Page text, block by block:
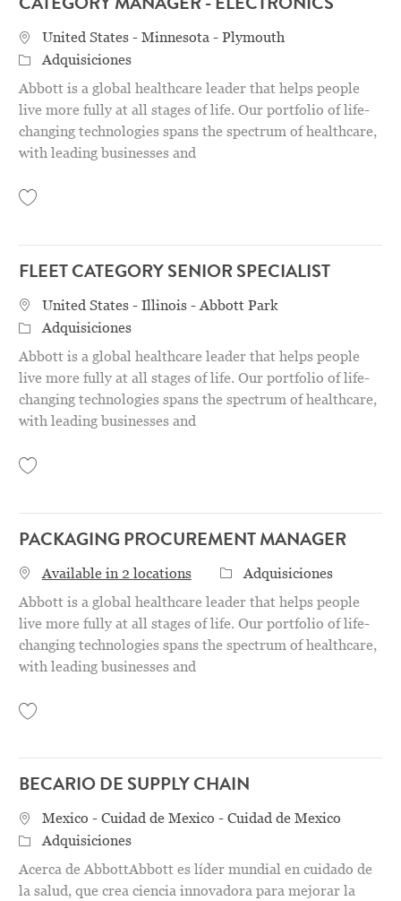
CATEGORY MANAGER - ELECTRONICS
Location
United States - Minnesota - Plymouth
Categoría
Adquisiciones
Abbott is a global healthcare leader that helps people
live more fully at all stages of life. Our portfolio of life-
changing technologies spans the spectrum of healthcare,
with leading businesses and
FLEET CATEGORY SENIOR SPECIALIST
Location
United States - Illinois - Abbott Park
Categoría
Adquisiciones
Abbott is a global healthcare leader that helps people
live more fully at all stages of life. Our portfolio of life-
changing technologies spans the spectrum of healthcare,
with leading businesses and
PACKAGING PROCUREMENT MANAGER
Available in 2 locations Categoría
Adquisiciones
Abbott is a global healthcare leader that helps people
live more fully at all stages of life. Our portfolio of life-
changing technologies spans the spectrum of healthcare,
with leading businesses and
BECARIO DE SUPPLY CHAIN
Location
Mexico - Cuidad de Mexico - Cuidad de Mexico
Categoría
Adquisiciones
Acerca de AbbottAbbott es líder mundial en cuidado de
la salud, que crea ciencia innovadora para mejorar la